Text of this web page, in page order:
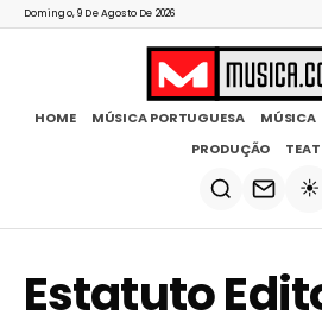
Domingo, 9 De Agosto De 2026
HOME MÚSICA PORTUGUESA MÚSICA
PRODUÇÃO
☀️
Estatuto